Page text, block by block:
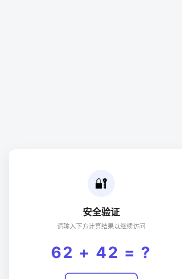
🔐
安全验证
请输入下方计算结果以继续访问
62 + 42 = ?